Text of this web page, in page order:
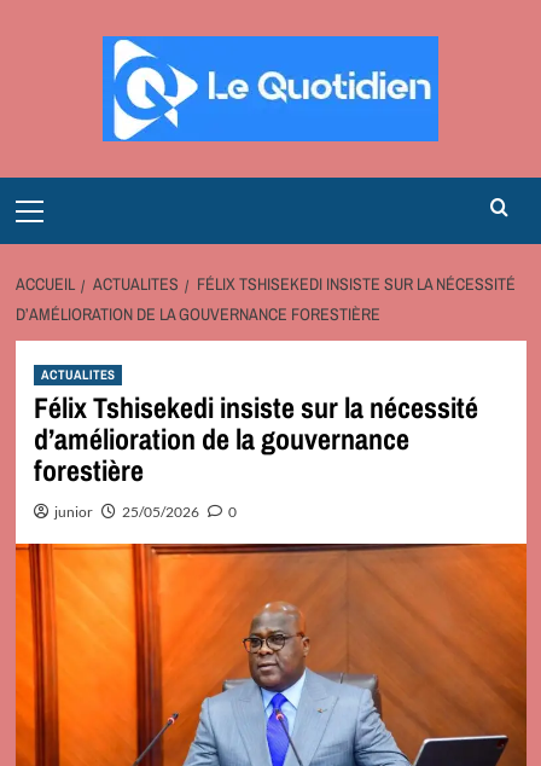
Menu
ACCUEIL ACTUALITES
FÉLIX TSHISEKEDI INSISTE SUR LA NÉCESSITÉ
D’AMÉLIORATION DE LA GOUVERNANCE FORESTIÈRE
ACTUALITES
Félix Tshisekedi insiste sur la nécessité
d’amélioration de la gouvernance
forestière
junior 25/05/2026 0